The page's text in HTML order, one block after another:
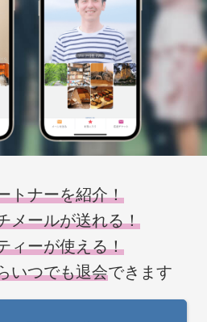
トナーを紹介！
メールが送れる！
ィーが使える！
いつでも退会できます